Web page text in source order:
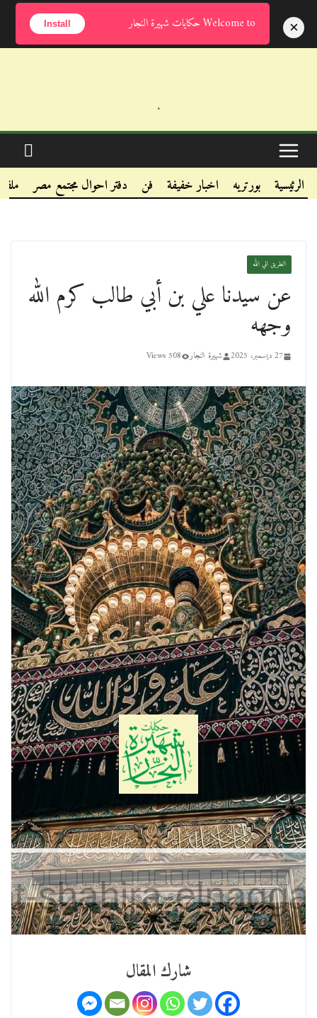
السبت, أغسطس 8, 2026
.
.
.
الرئيسية بورتريه اخبار خفيفة فن دفتر احوال مجتمع مصر
الطريق الي الله
عن سيدنا علي بن أبي طالب كرم الله
وجهه
27 ديسمبر، 2025 شهيرة النجار 508 Views
شارك المقال
Welcome to حكايات شهيرة النجار Install ×